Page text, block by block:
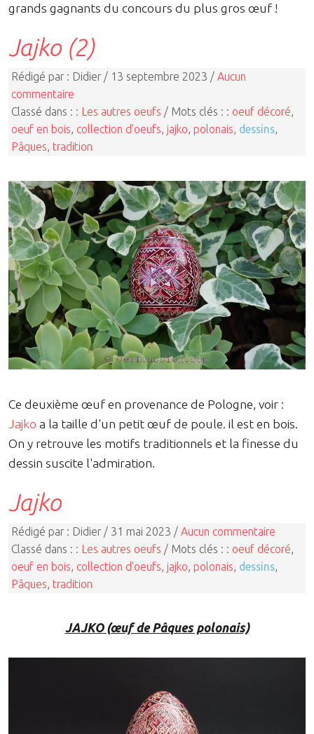
grands gagnants du concours du plus gros œuf !
Jajko (2)
Rédigé par : Didier / 13 septembre 2023 / Aucun
commentaire
Classé dans : : Les autres oeufs / Mots clés : : oeuf décoré,
oeuf en bois, collection d'oeufs, jajko, polonais, dessins,
Pâques, tradition
Ce deuxième œuf en provenance de Pologne, voir :
Jajko a la taille d'un petit œuf de poule. il est en bois.
On y retrouve les motifs traditionnels et la finesse du
dessin suscite l'admiration.
Jajko
Rédigé par : Didier / 31 mai 2023 / Aucun commentaire
Classé dans : : Les autres oeufs / Mots clés : : oeuf décoré
oeuf en bois collection d'oeufs jajko polonais dessins
Pâques tradition
JAJKO (œuf de Pâques polonais)